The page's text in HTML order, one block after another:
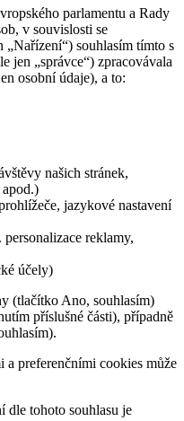
parlamentu a Rady
v souvislosti se
„Nařízení“) souhlasím tímto s
jen „správce“) zpracovávala
osobní údaje), a to:
našich stránek,
jazykové nastavení
reklamy,
účely)
(tlačítko Ano, souhlasím)
příslušné části), případně
a preferenčními cookies může
dle tohoto souhlasu je